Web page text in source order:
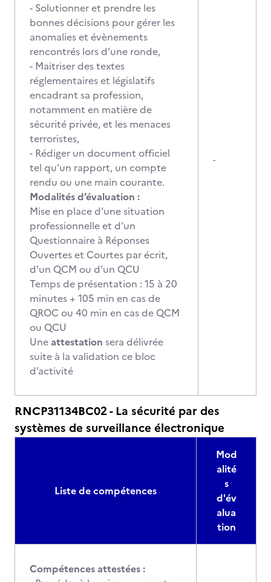
- Solutionner et prendre les
bonnes décisions pour gérer les
anomalies et évènements
rencontrés lors d’une ronde,
- Maitriser des textes
réglementaires et législatifs
encadrant sa profession,
notamment en matière de
sécurité privée, et les menaces
terroristes,
- Rédiger un document officiel
tel qu’un rapport, un compte
rendu ou une main courante.
Modalités d’évaluation :
Mise en place d’une situation
professionnelle et d’un
Questionnaire à Réponses
Ouvertes et Courtes par écrit,
d’un QCM ou d’un QCU
Temps de présentation : 15 à 20
minutes + 105 min en cas de
QROC ou 40 min en cas de QCM
ou QCU
Une attestation sera délivrée
suite à la validation ce bloc
d’activité
-
RNCP31134BC02 - La sécurité par des
systèmes de surveillance électronique
Liste de compétences
Mod
alité
s
d'év
alua
tion
Compétences attestées :